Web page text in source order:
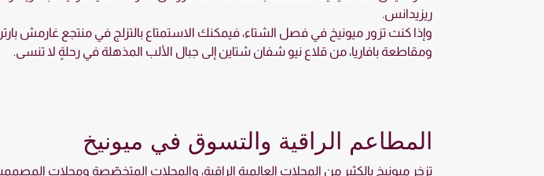
ريزيدانس.
وإذا كنت تزور ميونيخ في فصل الشتاء، فيمكنك الاستمتاع بالتزلج في منتجع غارمش
ومقاطعة بافاريا، من قلاع نيو شفان شتاين إلى جبال الألب المذهلة في رحلةٍ لا تنسى.
المطاعم الراقية والتسوق في ميونيخ
تزخر ميونيخ بالكثير من المحلات العالمية الراقية، والمحلات المتخصّصة ومحلات